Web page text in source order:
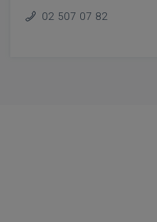
02 507 07 82